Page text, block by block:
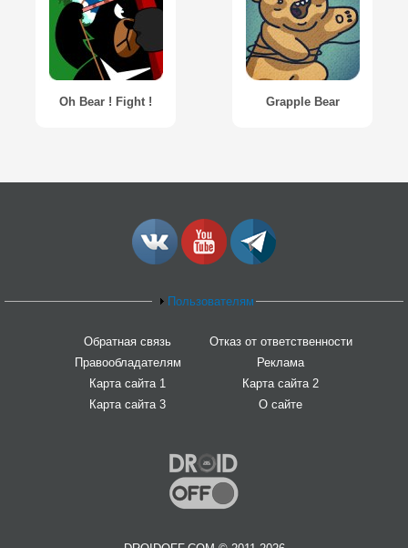
Oh Bear ! Fight ! Grapple Bear
Пользователям
Обратная связь
Отказ от ответственности
Правообладателям
Реклама
Карта сайта 1
Карта сайта 2
Карта сайта 3
О сайте